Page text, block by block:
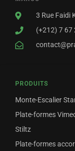
PRODUITS
Monte-Escalier
Plate-formes
Stiltz
Plate-formes
3 Rue Faidi
(+212) 7 67